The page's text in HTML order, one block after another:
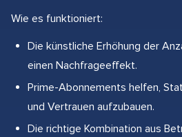
Wie es funktioniert:
Die künstliche Erhöhung der
einen Nachfrageeffekt.
Prime-Abonnements helfen,
und Vertrauen aufzubauen.
Die richtige Kombination aus